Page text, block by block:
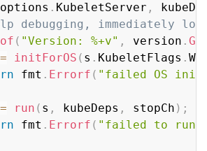
options . KubeletServer ,
debugging, immediately
( "Version: %+v" , version .
initForOS ( s . KubeletFlags .
fmt . Errorf ( "failed OS init:
run ( s , kubeDeps , stopCh ) ;
fmt . Errorf ( "failed to run